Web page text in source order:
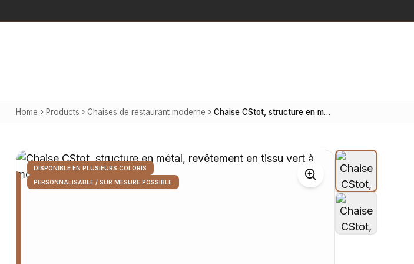
Home Products Chaises de restaurant moderne Chaise CStot, structure en métal, revêtement en tissu vert à motif pied-de-poule
DISPONIBLE EN PLUSIEURS COLORIS
PERSONNALISABLE / SUR MESURE POSSIBLE